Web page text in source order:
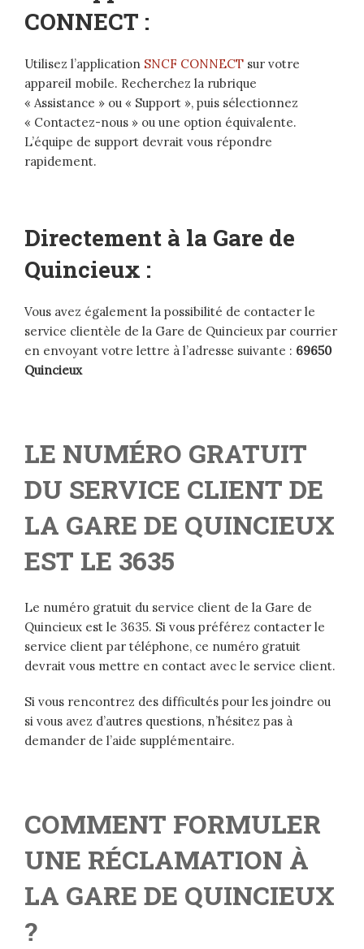
CONNECT :
Utilisez l’application SNCF CONNECT sur votre
appareil mobile. Recherchez la rubrique
« Assistance » ou « Support », puis sélectionnez
« Contactez-nous » ou une option équivalente.
L’équipe de support devrait vous répondre
rapidement.
Directement à la Gare de
Quincieux :
Vous avez également la possibilité de contacter le
service clientèle de la Gare de Quincieux par courrier
en envoyant votre lettre à l’adresse suivante : 69650
Quincieux
LE NUMÉRO GRATUIT
DU SERVICE CLIENT DE
LA GARE DE QUINCIEUX
EST LE 3635
Le numéro gratuit du service client de la Gare de
Quincieux est le 3635. Si vous préférez contacter le
service client par téléphone, ce numéro gratuit
devrait vous mettre en contact avec le service client.
Si vous rencontrez des difficultés pour les joindre ou
si vous avez d’autres questions, n’hésitez pas à
demander de l’aide supplémentaire.
COMMENT FORMULER
UNE RÉCLAMATION À
LA GARE DE QUINCIEUX
?